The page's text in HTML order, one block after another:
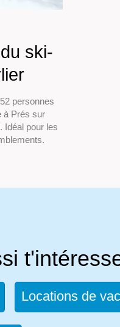
ski-
personnes
à Prés sur
Idéal pour les
Locations de